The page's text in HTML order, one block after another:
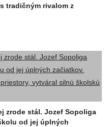
tradičným rivalom z
zrode stál. Jozef Sopoliga
od jej úplných